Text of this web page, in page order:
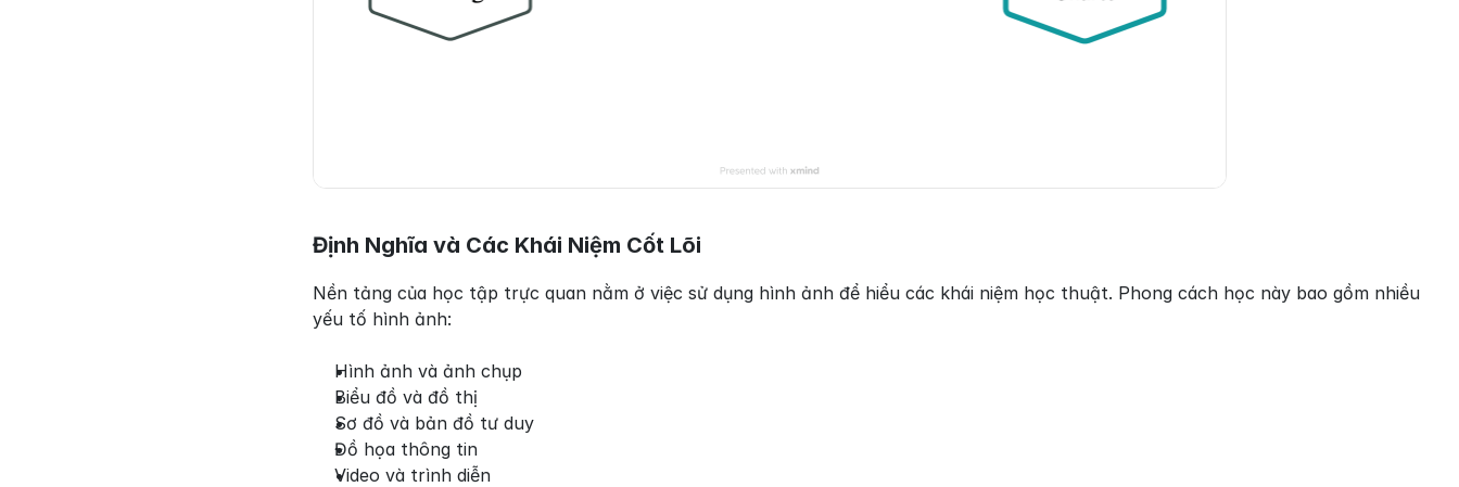
Định Nghĩa và Các Khái Niệm Cốt Lõi
Nền tảng của học tập trực quan nằm ở việc sử dụng hình ảnh để hiểu các khái niệm học thuật. Phong cách học này bao gồm nhiều
yếu tố hình ảnh:
Hình ảnh và ảnh chụp
Biểu đồ và đồ thị
Sơ đồ và bản đồ tư duy
Đồ họa thông tin
Video và trình diễn